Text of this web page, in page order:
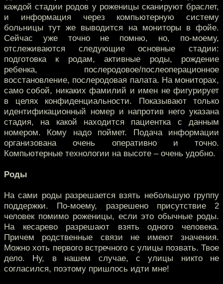
каждой стадии родов у роженицы сканируют браслет,
и информация через компьютерную систему
больницы тут же выводится на мониторы в фойе.
Сейчас уже точно не помню, но, по-моему,
отслеживаются следующие основные стадии:
подготовка к родам, активные роды, рождение
ребенка, послеродовое/послеоперационное
восстановление, послеродовая палата. На мониторах,
само собой, никаких фамилий и имен не фигурирует
в целях конфиденциальности. Показывают только
идентификационный номер и напротив него указана
стадия, на какой находится пациентка с данным
номером. Кому надо поймет. Подача информации
организована очень оперативно и точно.
Компьютерные технологии на высоте – очень удобно.
Роды
На сами роды разрешается взять небольшую группу
поддержки. По-моему, разрешено присутствие 2
человек помимо роженицы, если это обычные роды.
На кесарево разрешают взять одного человека.
Причем родственные связи не имеют значения.
Можно хоть первого встречного с улицы позвать. Твое
дело. Ну, в нашем случае, с улицы никто не
согласился, поэтому пришлось идти мне!